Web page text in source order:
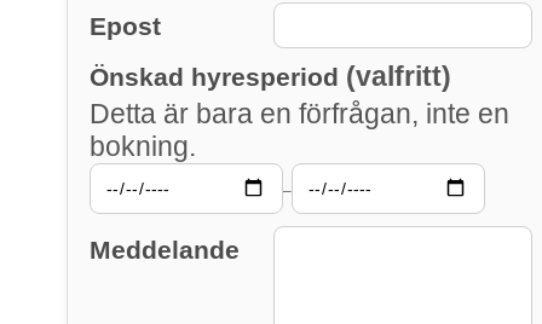
Epost
Önskad hyresperiod (valfritt)
Detta är bara en förfrågan, inte en
bokning.
–
Meddelande